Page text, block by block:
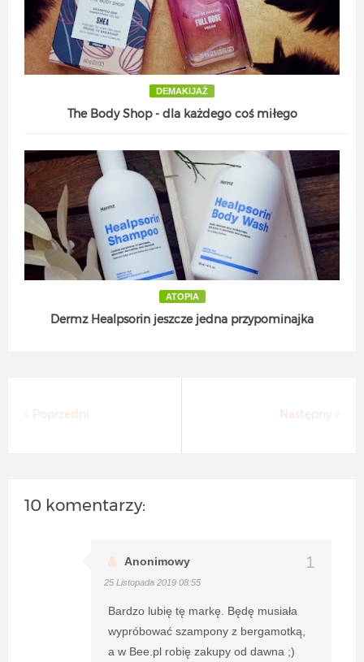
DEMAKIJAŻ
The Body Shop - dla każdego coś miłego
ATOPIA
Dermz Healpsorin jeszcze jedna przypominajka
Następny
Poprzedni
10 komentarzy:
Anonimowy
25 Listopada 2019 08:55
Bardzo lubię tę markę. Będę musiała
wypróbować szampony z bergamotką,
a w Bee.pl robię zakupy od dawna ;)